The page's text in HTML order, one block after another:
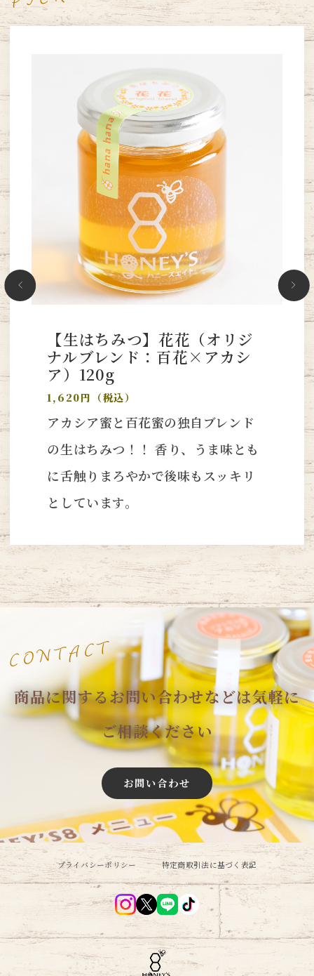
【生はちみつ】花花（オリジ
ナルブレンド：百花×アカシ
ア）120g
1,620円（税込）
アカシア蜜と百花蜜の独自ブレンド
の生はちみつ！！ 香り、うま味とも
に舌触りまろやかで後味もスッキリ
としています。
商品に関するお問い合わせなどは気軽に
ご相談ください
お問い合わせ
プライバシーポリシー 特定商取引法に基づく表記